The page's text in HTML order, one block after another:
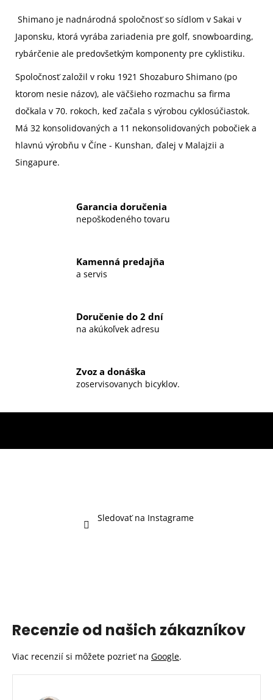
Shimano je nadnárodná spoločnosť so sídlom v Sakai v
Japonsku, ktorá vyrába zariadenia pre golf, snowboarding,
rybárčenie ale predovšetkým komponenty pre cyklistiku.
Spoločnosť založil v roku 1921 Shozaburo Shimano (po
ktorom nesie názov), ale väčšieho rozmachu sa firma
dočkala v 70. rokoch, keď začala s výrobou cyklosúčiastok.
Má 32 konsolidovaných a 11 nekonsolidovaných pobočiek a
hlavnú výrobňu v Číne - Kunshan, ďalej v Malajzii a
Singapure.
Garancia doručenia
nepoškodeného tovaru
Kamenná predajňa
a servis
Doručenie do 2 dní
na akúkoľvek adresu
Zvoz a donáška
zoservisovanych bicyklov.
Sledovať na Instagrame
Recenzie od našich zákazníkov
Viac recenzií si môžete pozrieť na Google.